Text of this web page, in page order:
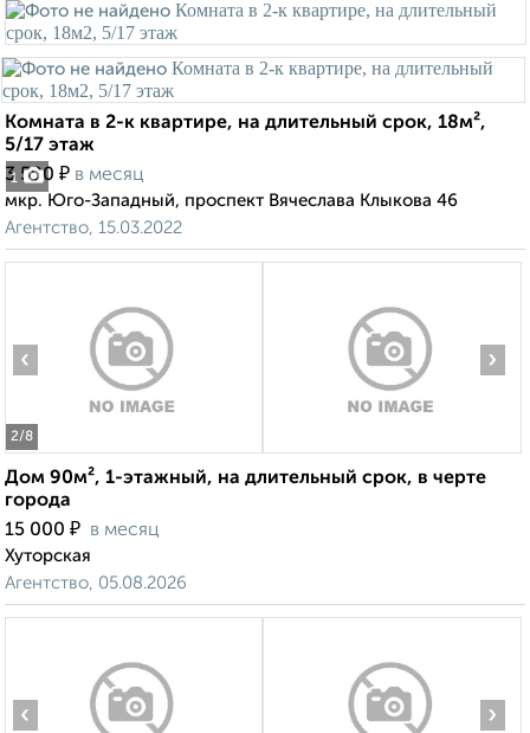
1
Комната в 2-к квартире, на длительный срок, 18м²,
5/17 этаж
3 500 ₽ в месяц
мкр. Юго-Западный, проспект Вячеслава Клыкова 46
Агентство, 15.03.2022
2/8
‹ ›
Дом 90м², 1-этажный, на длительный срок, в черте
города
15 000 ₽ в месяц
Хуторская
Агентство, 05.08.2026
‹ ›